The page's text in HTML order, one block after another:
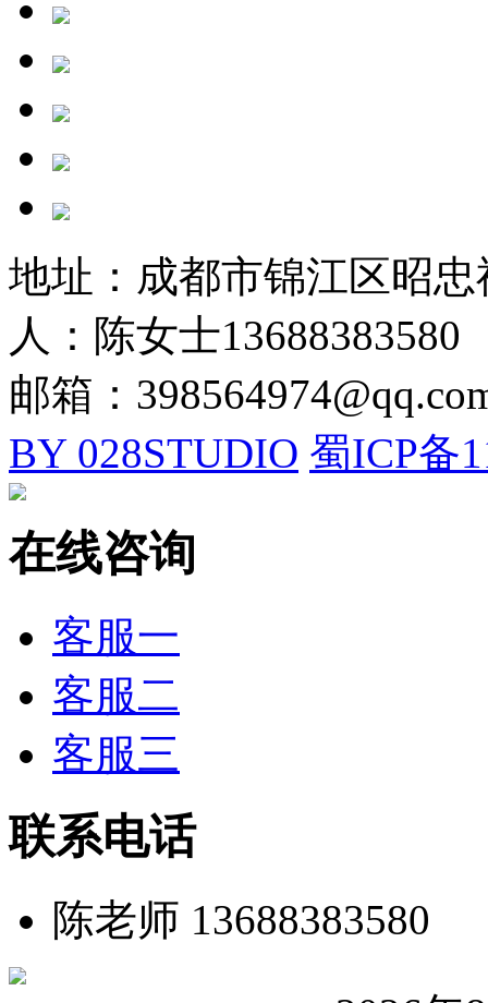
地址：成都市锦江区昭
人：陈女士13688383580
邮箱：
BY 028STUDIO 蜀ICP备
在线咨询
客服一
客服二
客服三
联系电话
陈老师 13688383580